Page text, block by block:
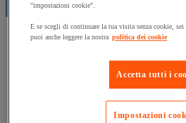
"impostazioni cookie".
E se scegli di continuare la tua visita senza cookie,
puoi anche leggere la nostra politica dei cookie
Accetta tutti i
Impostazioni